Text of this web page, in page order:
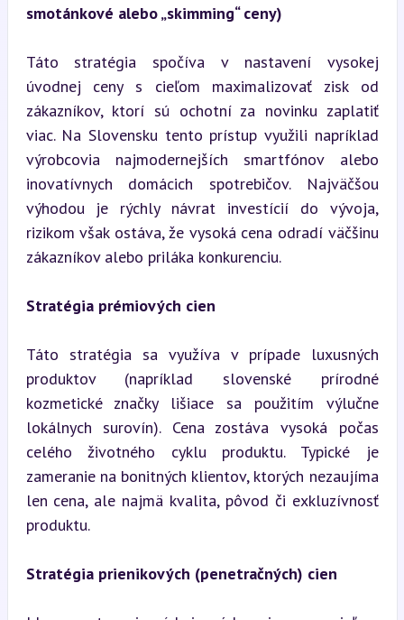
smotánkové alebo „skimming“ ceny)
Táto stratégia spočíva v nastavení vysokej
úvodnej ceny s cieľom maximalizovať zisk od
zákazníkov, ktorí sú ochotní za novinku zaplatiť
viac. Na Slovensku tento prístup využili napríklad
výrobcovia najmodernejších smartfónov alebo
inovatívnych domácich spotrebičov. Najväčšou
výhodou je rýchly návrat investícií do vývoja,
rizikom však ostáva, že vysoká cena odradí väčšinu
zákazníkov alebo priláka konkurenciu.
Stratégia prémiových cien
Táto stratégia sa využíva v prípade luxusných
produktov (napríklad slovenské prírodné
kozmetické značky lišiace sa použitím výlučne
lokálnych surovín). Cena zostáva vysoká počas
celého životného cyklu produktu. Typické je
zameranie na bonitných klientov, ktorých nezaujíma
len cena, ale najmä kvalita, pôvod či exkluzívnosť
produktu.
Stratégia prienikových (penetračných) cien